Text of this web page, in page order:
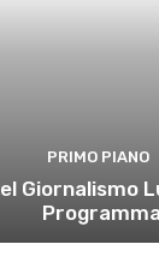
PRIMO PIANO
Giornalismo
Programma